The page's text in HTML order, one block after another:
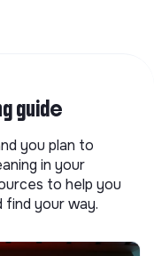
guide
you plan to
in your
to help you
find your way.